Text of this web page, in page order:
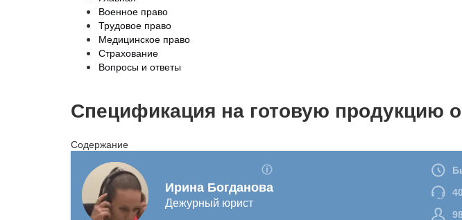
Военное право
Трудовое право
Медицинское право
Страхование
Вопросы и ответы
Спецификация на готовую продукцию
Содержание